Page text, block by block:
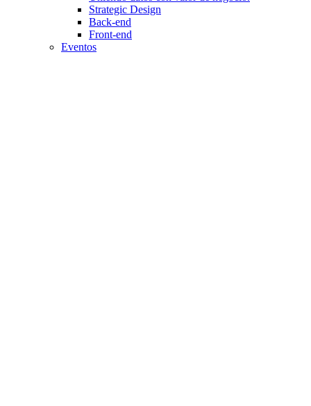
Strategic Design
Back-end
Front-end
Eventos